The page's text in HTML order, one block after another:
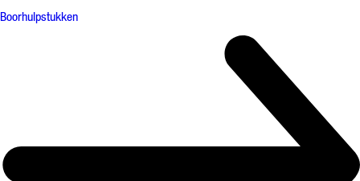
Boorhulpstukken